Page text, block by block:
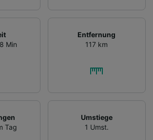
Min
Entfernung
117 km
Tag
Umstiege
1 Umst.